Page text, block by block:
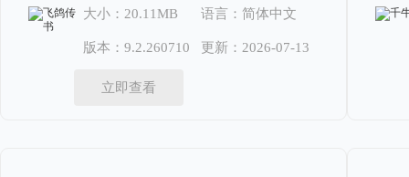
大小：20.11MB 语言：简体中文
版本：9.2.260710 更新：2026-07-13
立即查看